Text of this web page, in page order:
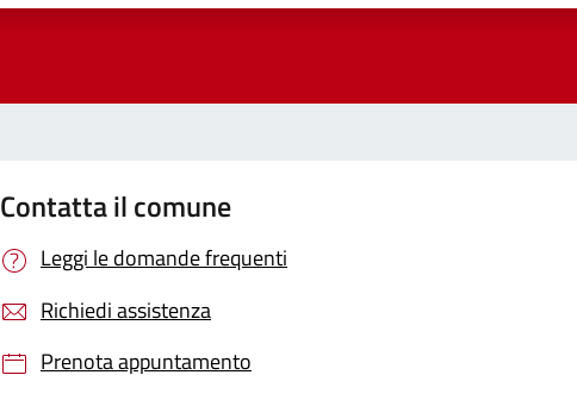
Contatta il comune
Leggi le domande frequenti
Richiedi assistenza
Prenota appuntamento